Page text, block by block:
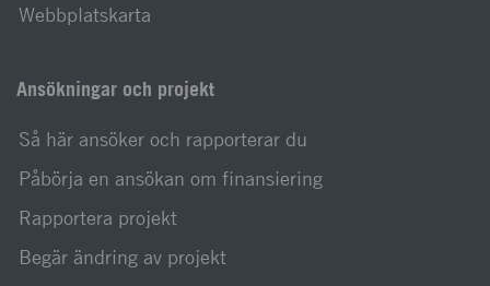
Webbplatskarta
Ansökningar och projekt
Så här ansöker och rapporterar du
Påbörja en ansökan om finansiering
Rapportera projekt
Begär ändring av projekt